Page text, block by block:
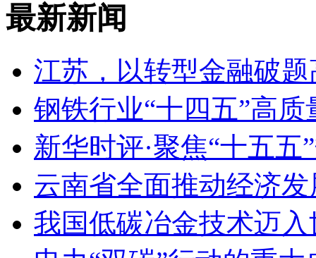
最新新闻
江苏，以转型金融破
钢铁行业“十四五”高
新华时评·聚焦“十五
云南省全面推动经济
我国低碳冶金技术迈